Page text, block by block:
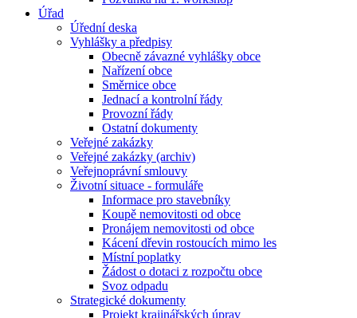
Úřad
Úřední deska
Vyhlášky a předpisy
Obecně závazné vyhlášky obce
Nařízení obce
Směrnice obce
Jednací a kontrolní řády
Provozní řády
Ostatní dokumenty
Veřejné zakázky
Veřejné zakázky (archiv)
Veřejnoprávní smlouvy
Životní situace - formuláře
Informace pro stavebníky
Koupě nemovitosti od obce
Pronájem nemovitosti od obce
Kácení dřevin rostoucích mimo les
Místní poplatky
Žádost o dotaci z rozpočtu obce
Svoz odpadu
Strategické dokumenty
Projekt krajinářských úprav